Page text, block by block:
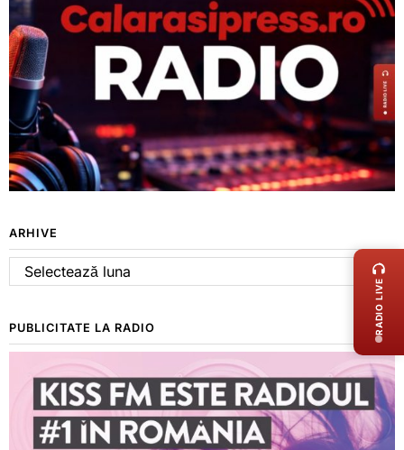
ARHIVE
Arhive
PUBLICITATE LA RADIO RADIO LIVE